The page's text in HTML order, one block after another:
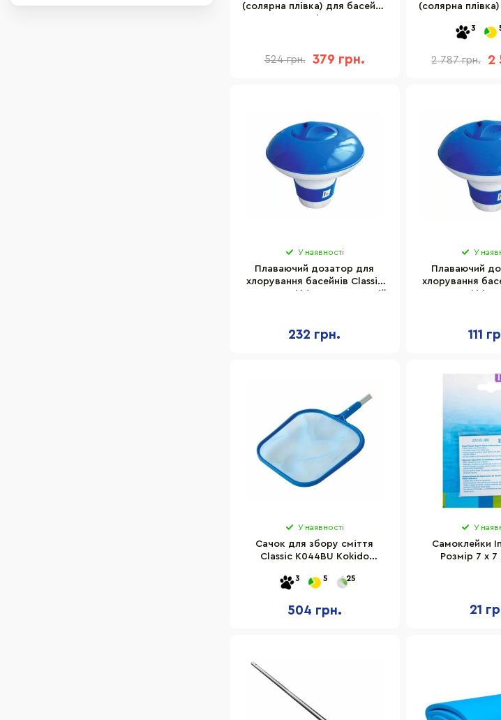
(солярна плівка) для басейну
524 грн. 379 грн.
(солярна
3
2 787 грн. 2
У наявності
Плаваючий дозатор для
хлорування басейнів Classic
232 грн.
У
Плаваючий
хлорування
111
У наявності
Сачок для збору сміття
Classic K044BU Kokido
3 5 25
504 грн.
У
Самоклейки
Розмір 7 х
21